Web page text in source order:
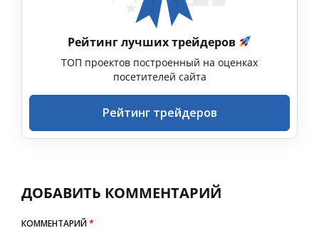
Рейтинг лучших трейдеров
ТОП проектов построенный на оценках
посетителей сайта
Рейтинг трейдеров
ДОБАВИТЬ КОММЕНТАРИЙ
КОММЕНТАРИЙ*